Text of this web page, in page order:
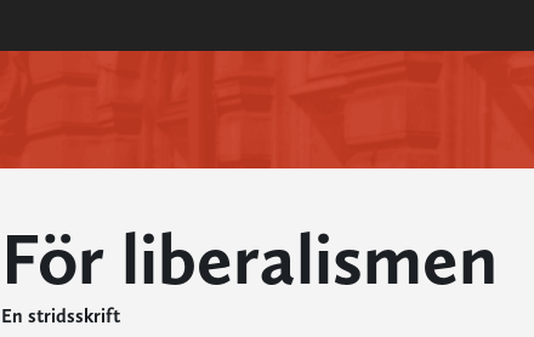
För liberalismen
En stridsskrift